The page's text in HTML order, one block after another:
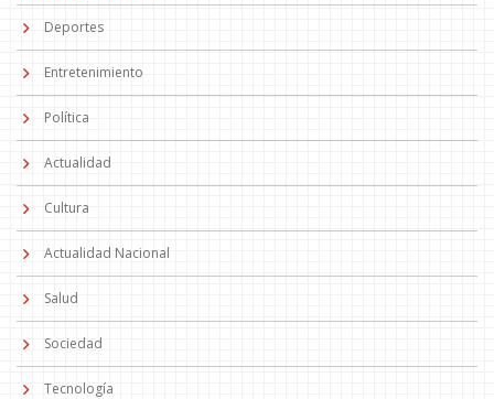
Deportes
Entretenimiento
Política
Actualidad
Cultura
Actualidad Nacional
Salud
Sociedad
Tecnología